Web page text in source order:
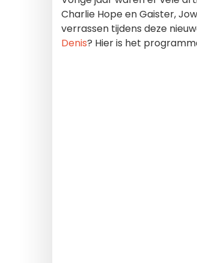
Charlie Hope en Gaister,
verrassen tijdens deze
Denis? Hier is het